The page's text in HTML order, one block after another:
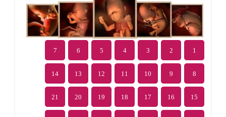
1
2
3
4
5
6
7
8
9
10
11
12
13
14
15
16
17
18
19
20
21